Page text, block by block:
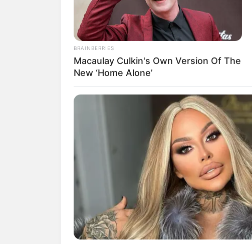
BRAINBERRIES
Macaulay Culkin's Own Version Of The
New ‘Home Alone’